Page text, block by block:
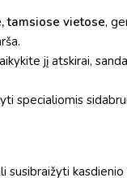
tamsiose vietose,
jį atskirai,
specialiomis
susibraižyti